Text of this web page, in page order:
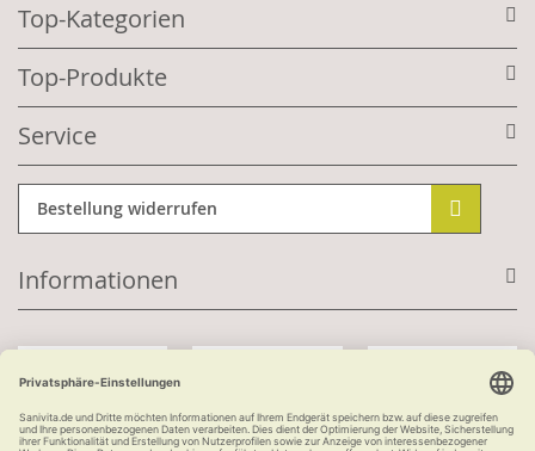
Top-Kategorien
Top-Produkte
Service
Bestellung widerrufen
Informationen